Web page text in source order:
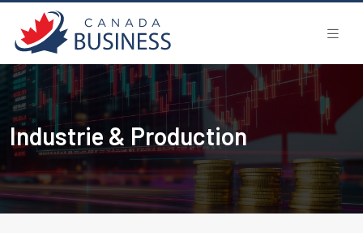
Industrie & Production